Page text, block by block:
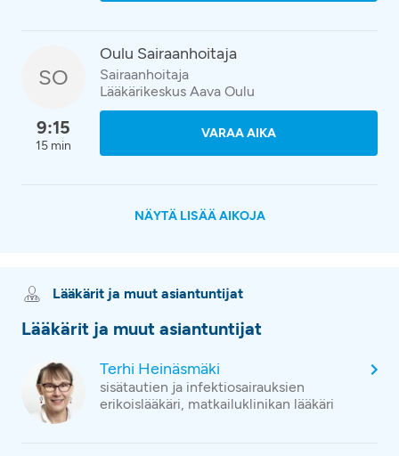
SO
9:15
15 min
Oulu Sairaanhoitaja
Sairaanhoitaja
Lääkärikeskus Aava Oulu
VARAA AIKA
NÄYTÄ LISÄÄ AIKOJA
Lääkärit ja muut asiantuntijat
Lääkärit ja muut asiantuntijat
Terhi Heinäsmäki
sisätautien ja infektiosairauksien
erikoislääkäri, matkailuklinikan lääkäri